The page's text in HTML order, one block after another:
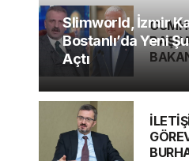
Slimworld, İzmir
Bostanlı’da Yeni
Açtı